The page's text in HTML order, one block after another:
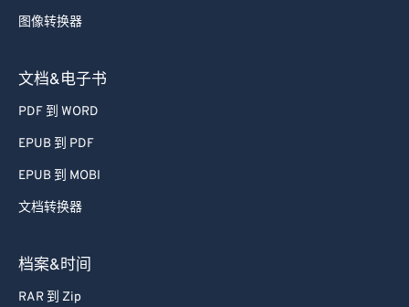
图像转换器
文档&电子书
PDF 到 WORD
EPUB 到 PDF
EPUB 到 MOBI
文档转换器
档案&时间
RAR 到 Zip